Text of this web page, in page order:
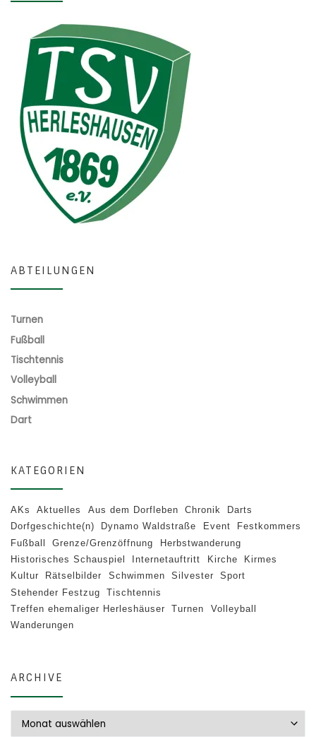
ABTEILUNGEN
Turnen
Fußball
Tischtennis
Volleyball
Schwimmen
Dart
KATEGORIEN
AKs Aktuelles Aus dem Dorfleben Chronik
Darts
Dorfgeschichte(n)
Dynamo Waldstraße Event
Festkommers
Fußball
Grenze/Grenzöffnung
Herbstwanderung
Historisches Schauspiel
Internetauftritt Kirche
Kirmes
Kultur
Rätselbilder Schwimmen Silvester
Sport
Stehender Festzug
Tischtennis
Treffen ehemaliger Herleshäuser
Turnen
Volleyball
Wanderungen
ARCHIVE